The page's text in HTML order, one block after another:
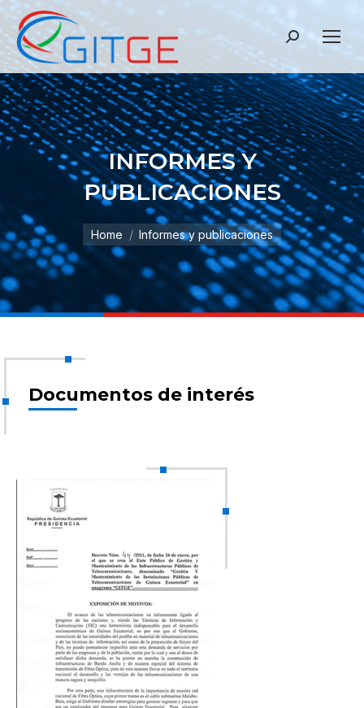
Search:
INFORMES Y
PUBLICACIONES
Home Informes y publicaciones
Documentos de interés